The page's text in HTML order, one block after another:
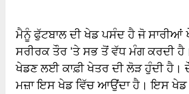
ਮੈਨੂੰ ਫੁੱਟਬਾਲ ਦੀ ਖੇਡ ਪਸੰਦ ਹੈ ਜੋ ਸਾਰੀਆਂ
ਸਰੀਰਕ ਤੌਰ ‘ਤੇ ਸਭ ਤੋਂ ਵੱਧ ਮੰਗ ਕਰਦੀ
ਖੇਡਣ ਲਈ ਕਾਫ਼ੀ ਖੇਤਰ ਦੀ ਲੋੜ ਹੁੰਦੀ ਹੈ।
ਮਜ਼ਾ ਇਸ ਖੇਡ ਵਿੱਚ ਆਉਂਦਾ ਹੈ। ਇਸ ਖੇਡ